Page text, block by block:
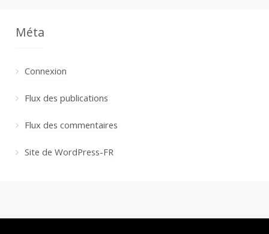
Méta
Connexion
Flux des publications
Flux des commentaires
Site de WordPress-FR